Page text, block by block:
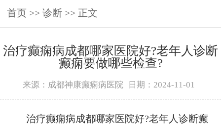
首页 >> 诊断 >> 正文
治疗癫痫病成都哪家医院好?老年人诊断
癫痫要做哪些检查?
来源：成都神康癫痫病医院 日期：2024-11-01
治疗癫痫病成都哪家医院好?老年人诊断癫